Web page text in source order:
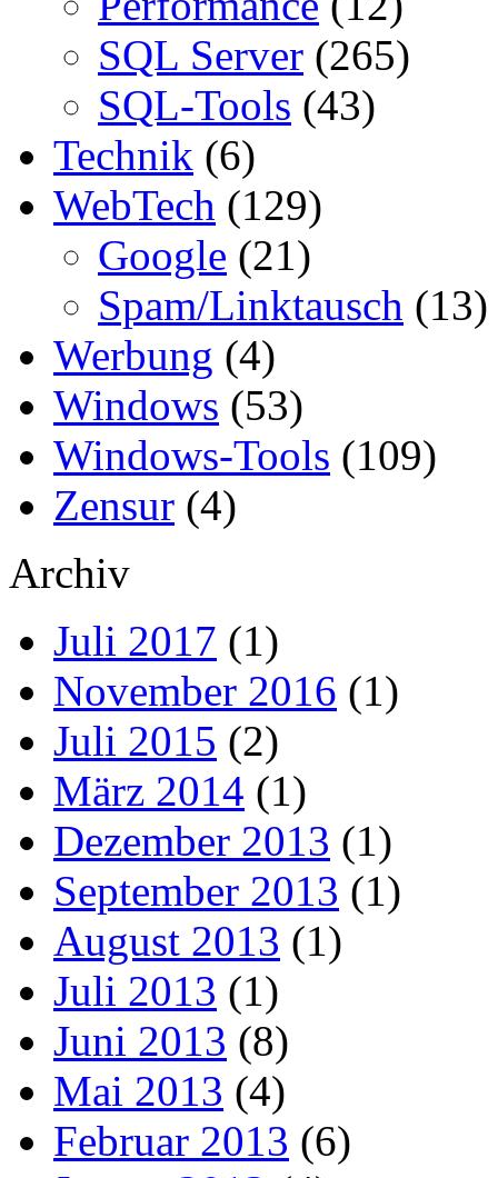
SQL Server (265)
SQL-Tools (43)
Technik (6)
WebTech (129)
Google (21)
Spam/Linktausch (13)
Werbung (4)
Windows (53)
Windows-Tools (109)
Zensur (4)
Archiv
Juli 2017 (1)
November 2016 (1)
Juli 2015 (2)
März 2014 (1)
Dezember 2013 (1)
September 2013 (1)
August 2013 (1)
Juli 2013 (1)
Juni 2013 (8)
Mai 2013 (4)
Februar 2013 (6)